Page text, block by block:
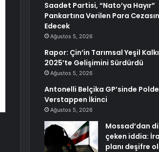
Saadet Partisi, “Nato’ya Hayır”
Pankartına Verilen Para
Edecek
Ağustos 5, 2026
Rapor: Çin’in Tarımsal Yeşil
2025’te Gelişimini Sürdürdü
Ağustos 5, 2026
Antonelli Belçika GP’sinde
Verstappen İkinci
Ağustos 5, 2026
Mossad’dan
çeken iddia:
planı deşifre